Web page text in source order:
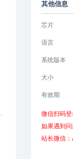
其他信息
芯片
语言
系统版本
大小
有效期
微信扫码
如果遇到问
站长微信